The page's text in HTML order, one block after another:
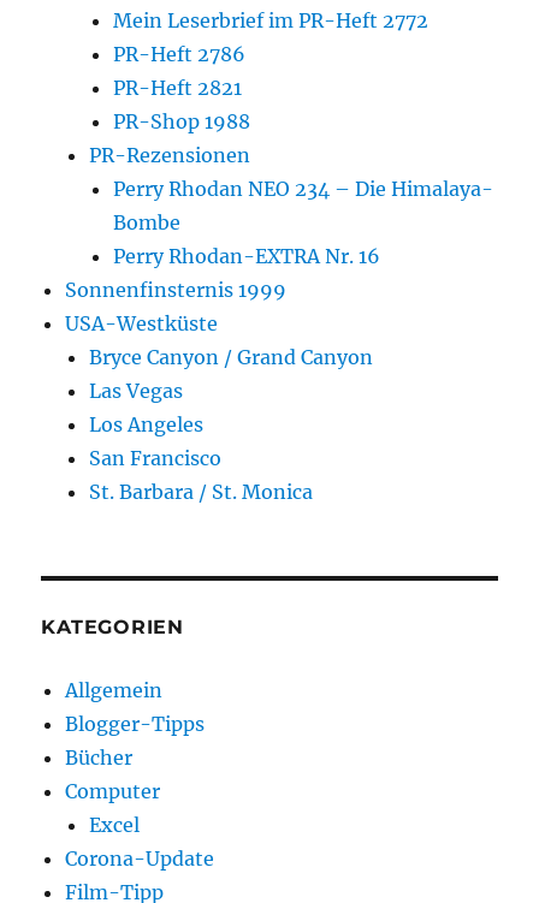
Mein Leserbrief im PR-Heft 2772
PR-Heft 2786
PR-Heft 2821
PR-Shop 1988
PR-Rezensionen
Perry Rhodan NEO 234 – Die Himalaya-
Bombe
Perry Rhodan-EXTRA Nr. 16
Sonnenfinsternis 1999
USA-Westküste
Bryce Canyon / Grand Canyon
Las Vegas
Los Angeles
San Francisco
St. Barbara / St. Monica
KATEGORIEN
Allgemein
Blogger-Tipps
Bücher
Computer
Excel
Corona-Update
Film-Tipp